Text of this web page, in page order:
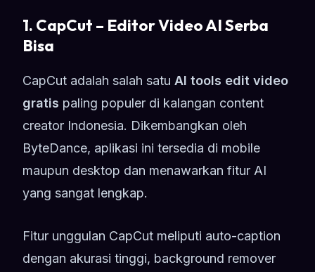
1. CapCut – Editor Video AI Serba
Bisa
CapCut adalah salah satu AI tools edit video
gratis paling populer di kalangan content
creator Indonesia. Dikembangkan oleh
ByteDance, aplikasi ini tersedia di mobile
maupun desktop dan menawarkan fitur AI
yang sangat lengkap.
Fitur unggulan CapCut meliputi auto-caption
dengan akurasi tinggi, background remover